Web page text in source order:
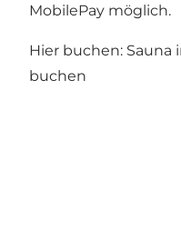
MobilePay möglich.
Hier buchen: Sauna
buchen